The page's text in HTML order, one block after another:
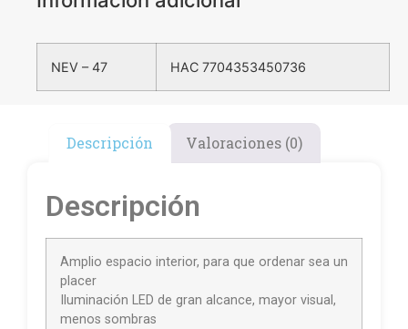
NEV – 47 HAC 7704353450736
Descripción Valoraciones (0)
Descripción
Amplio espacio interior, para que ordenar sea un
placer
Iluminación LED de gran alcance, mayor visual,
menos sombras